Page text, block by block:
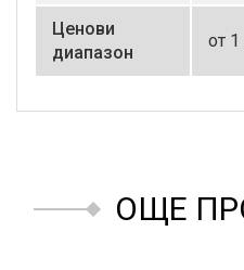
Ценови
диапазон
от
ОЩЕ